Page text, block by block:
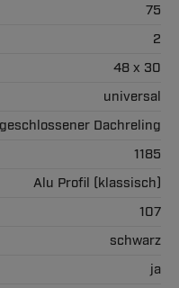
75
2
48 x 30
universal
Dachreling
1185
Alu Profil (klassisch)
107
schwarz
ja